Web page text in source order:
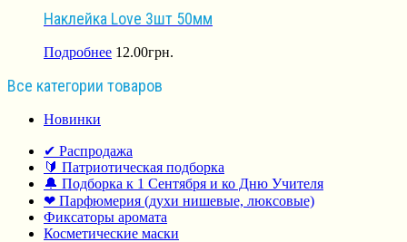
Наклейка Love 3шт 50мм
Подробнее 12.00грн.
Все категории товаров
Новинки
✔ Распродажа
🔰 Патриотическая подборка
🔔 Подборка к 1 Сентября и ко Дню Учителя
❤ Парфюмерия (духи нишевые, люксовые)
Фиксаторы аромата
Косметические маски